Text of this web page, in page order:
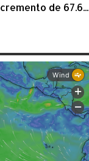
de 67.6...